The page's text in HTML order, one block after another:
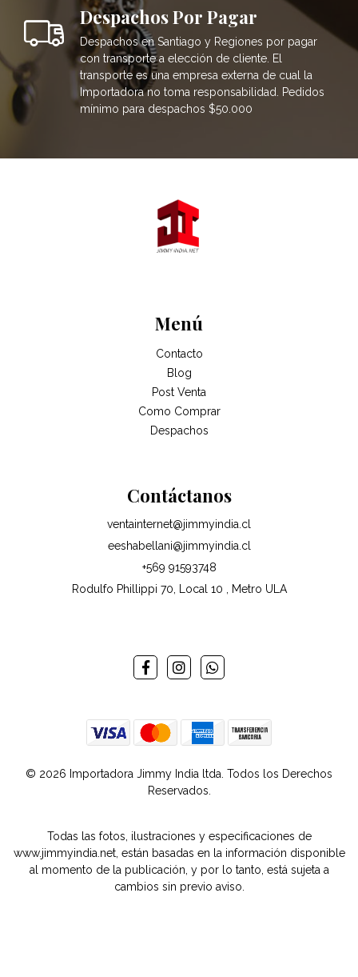
Despachos Por Pagar
Despachos en Santiago y Regiones por pagar
con transporte a elección de cliente. El
transporte es una empresa externa de cual la
Importadora no toma responsabilidad. Pedidos
mínimo para despachos $50.000
Menú
Contacto
Blog
Post Venta
Como Comprar
Despachos
Contáctanos
ventainternet@jimmyindia.cl
eeshabellani@jimmyindia.cl
+569 91593748
Rodulfo Phillippi 70, Local 10 , Metro ULA
© 2026 Importadora Jimmy India ltda. Todos los Derechos
Reservados.
Todas las fotos, ilustraciones y especificaciones de
www.jimmyindia.net, están basadas en la información disponible
al momento de la publicación, y por lo tanto, está sujeta a
cambios sin previo aviso.